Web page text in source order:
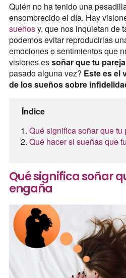
Quién no ha tenido una
ensombrecido el día. Hay
sueñosy, que nos inquietan de
podemos evitar reproducirlas
emociones o sentimientos que
visiones essoñar que tu
pasado alguna vez? Este es el
de los sueños sobre
Índice
Qué significa soñar que tu
Qué hacer si sueñas que
Qué significa soñar
engaña